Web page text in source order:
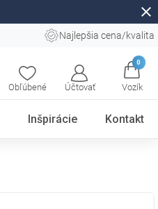
close
Najlepšia cena/kvalita
Obľúbené Účtovať
0
Vozík
Inšpirácie Kontakt